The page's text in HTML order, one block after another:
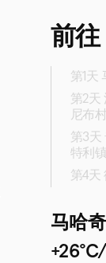
前往
第1天
第2天
尼布村
第3天
特利
第4天
马哈